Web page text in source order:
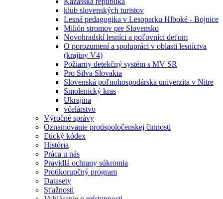
klub slovenských turistov
Lesná pedagogika v Lesoparku Hlboké - Bojnice
Milión stromov pre Slovensko
Novohradskí lesníci a poľovníci deťom
O porozumení a spolupráci v oblasti lesníctva
(krajiny V4)
Požiarny detekčný systém s MV SR
Pro Silva Slovakia
Slovenská poľnohospodárska univerzita v Nitre
Smolenický kras
Ukrajina
včelárstvo
Výročné správy
Oznamovanie protispoločenskej činnosti
Etický kódex
História
Práca u nás
Pravidlá ochrany súkromia
Protikorupčný program
Datasety
Sťažnosti